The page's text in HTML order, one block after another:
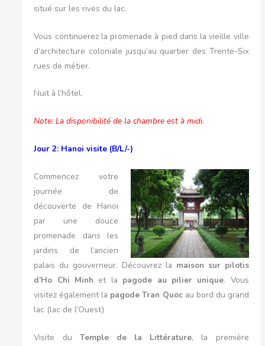
situé sur les rives du lac.
Vous continuerez la promenade à pied dans la vieille ville
d’architecture coloniale jusqu’au quartier des Trente-Six
rues de métier.
Nuit à l’hôtel.
Note: La disponibilité de la chambre est à midi.
Jour 2: Hanoi visite (B/L/-)
Commencez votre
journée de
découverte de Hanoi
par une douce
promenade dans les
jardins de l’ancien
palais du gouverneur. Découvrez la maison sur pilotis
d’Ho Chi Minh et la pagode au pilier unique. Vous
visitez également la pagode Tran Quocau bord du grand
lac (lac de l’Ouest)
Visite du Temple de la Littérature, la première